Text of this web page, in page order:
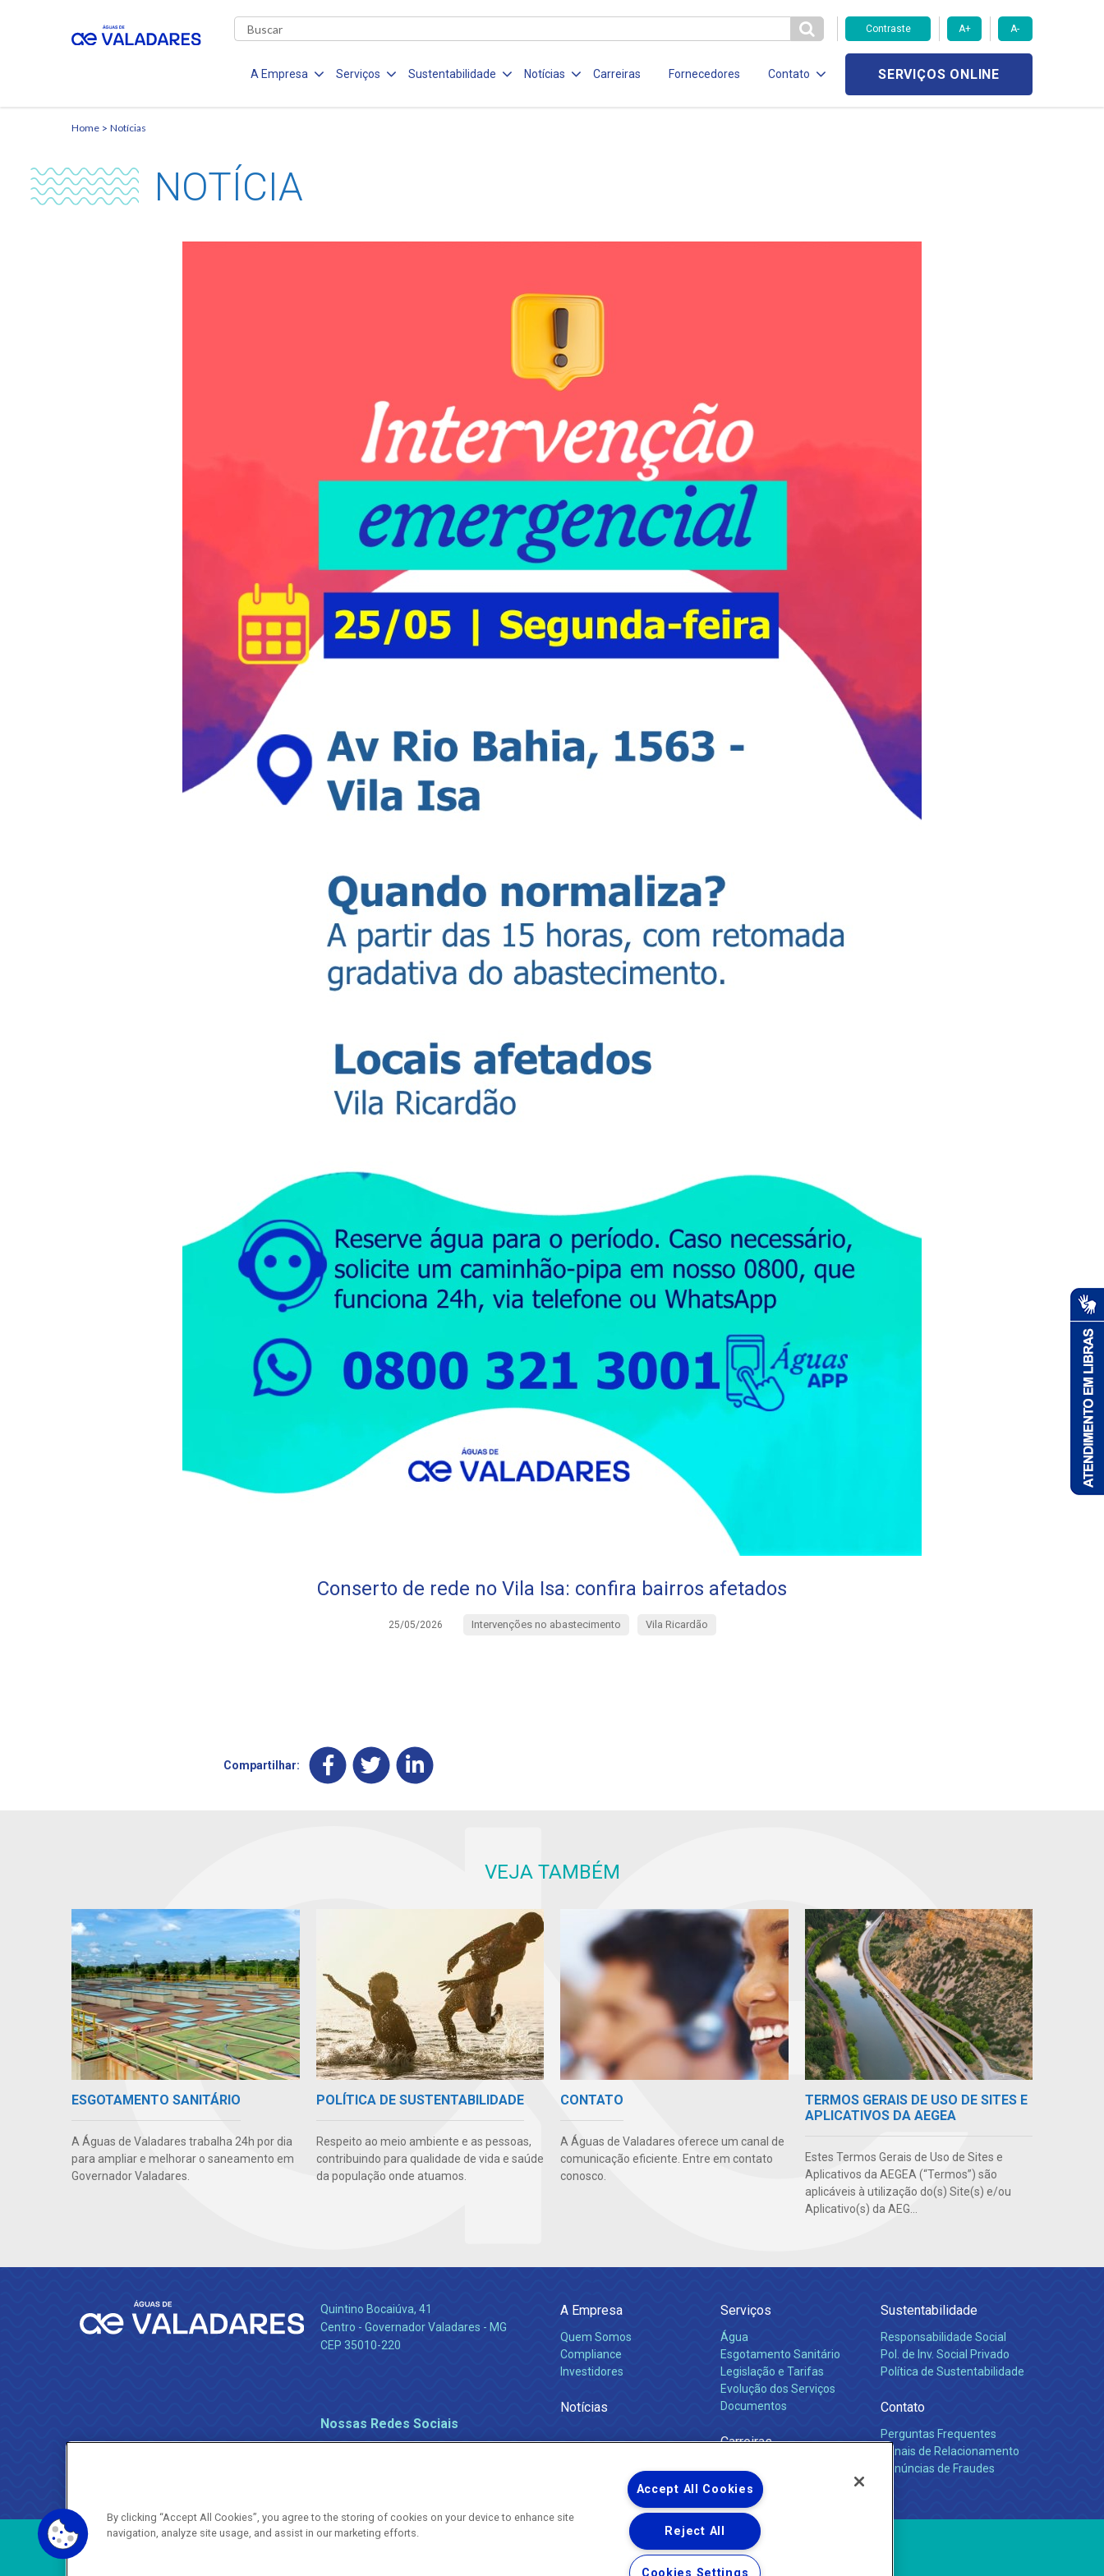
Contraste A+ A-
A Empresa Serviços Sustentabilidade Notícias Carreiras Fornecedores Contato SERVIÇOS ONLINE
Home Notícias
NOTÍCIA
Conserto de rede no Vila Isa: confira bairros afetados
25/05/2026 Intervenções no abastecimento Vila Ricardão
Compartilhar:
VEJA TAMBÉM
ESGOTAMENTO SANITÁRIO
A Águas de Valadares trabalha 24h por dia
para ampliar e melhorar o saneamento em
Governador Valadares.
POLÍTICA DE SUSTENTABILIDADE
Respeito ao meio ambiente e as pessoas,
contribuindo para qualidade de vida e saúde
da população onde atuamos.
CONTATO
A Águas de Valadares oferece um canal de
comunicação eficiente. Entre em contato
conosco.
TERMOS GERAIS DE USO DE SITES E
APLICATIVOS DA AEGEA
Estes Termos Gerais de Uso de Sites e
Aplicativos da AEGEA (“Termos”) são
aplicáveis à utilização do(s) Site(s) e/ou
Aplicativo(s) da AEG...
Quintino Bocaiúva, 41
Centro - Governador Valadares - MG
CEP 35010-220
Nossas Redes Sociais
A Empresa
Quem Somos
Compliance
Investidores
Notícias
Serviços
Água
Esgotamento Sanitário
Legislação e Tarifas
Evolução dos Serviços
Documentos
Carreiras
Sustentabilidade
Responsabilidade Social
Pol. de Inv. Social Privado
Política de Sustentabilidade
Contato
Perguntas Frequentes
Canais de Relacionamento
Denúncias de Fraudes
Copyright ® 2026 - Todos os Direitos Reservados.
By clicking “Accept All Cookies”, you agree to the storing of cookies on your device to enhance site
navigation, analyze site usage, and assist in our marketing efforts.
Accept All Cookies
Reject All
Cookies Settings